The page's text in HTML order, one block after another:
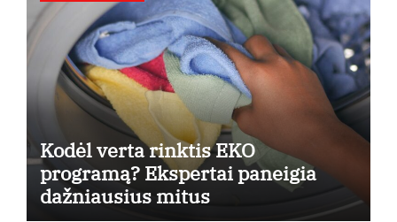
Kodėl verta rinktis EKO
programą? Ekspertai paneigia
dažniausius mitus